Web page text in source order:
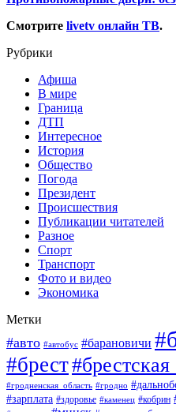
Смотрите livetv онлайн ТВ.
Рубрики
Афиша
В мире
Граница
ДТП
Интересное
История
Общество
Погода
Президент
Происшествия
Публикации читателей
Разное
Спорт
Транспорт
Фото и видео
Экономика
Метки
#авто #автобус #барановичи
#брест
#гродненская_область #гродно
#зарплата #здоровье #каменец #кобрин